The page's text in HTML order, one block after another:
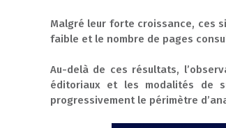
Malgré leur forte croissance, ces
faible et le nombre de pages
Au-delà de ces résultats,
éditoriaux et les modalités de
progressivement le périmètre